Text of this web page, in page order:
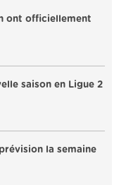
ont officiellement
saison en Ligue 2
la semaine